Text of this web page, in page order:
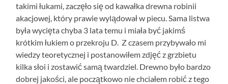
takimi łukami, zaczęło się od kawałka drewna robinii
akacjowej, który prawie wylądował w piecu. Sama listwa
była wycięta chyba 3 lata temu i miała być jakimś
krótkim łukiem o przekroju D. Z czasem przybywało mi
wiedzy teoretycznej i postanowiłem zdjęć z grzbietu
kilka słoi i zostawić samą twardziel. Drewno było bardzo
dobrej jakości, ale początkowo nie chciałem robić z tego